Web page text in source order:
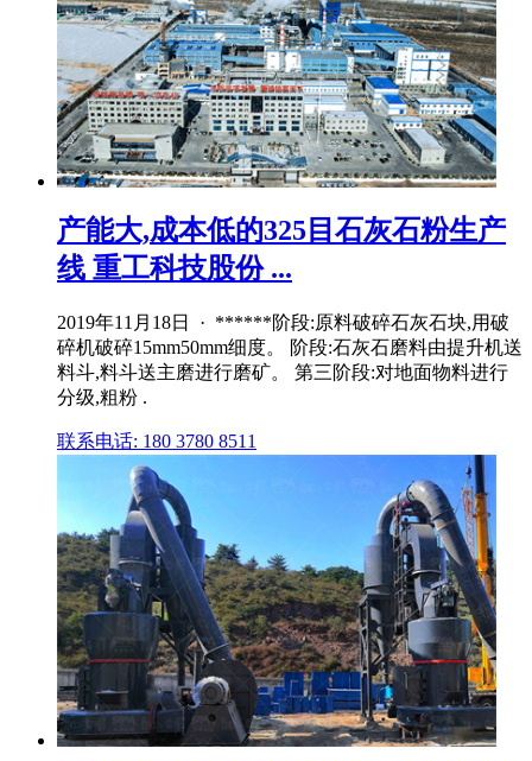
产能大,成本低的325目石灰石粉生产
线 重工科技股份 ...
2019年11月18日 · ******阶段:原料破碎石灰石块,用破
碎机破碎15mm50mm细度。 阶段:石灰石磨料由提升机送
料斗,料斗送主磨进行磨矿。 第三阶段:对地面物料进行
分级,粗粉 .
联系电话: 180 3780 8511